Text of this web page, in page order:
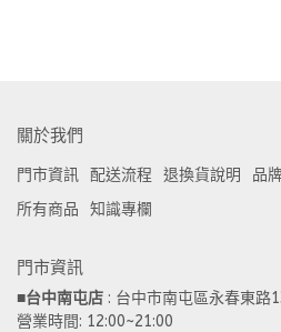
關於我們
門市資訊 配送流程 退換貨說明 品
所有商品
知識專欄
門市資訊
■台中南屯店 : 台中市南屯區永春東
營業時間: 12:00~21:00